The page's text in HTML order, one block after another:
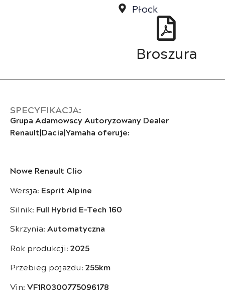
Płock
Broszura
SPECYFIKACJA:
Grupa Adamowscy Autoryzowany Dealer
Renault|Dacia|Yamaha oferuje:
Nowe Renault Clio
Wersja: Esprit Alpine
Silnik: Full Hybrid E-Tech 160
Skrzynia: Automatyczna
Rok produkcji: 2025
Przebieg pojazdu: 255km
Vin: VF1R0300775096178